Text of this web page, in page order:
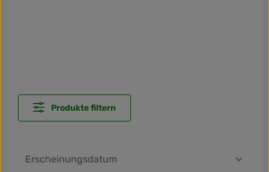
Produkte filtern